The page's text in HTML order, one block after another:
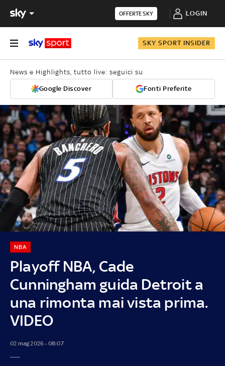
OFFERTE SKY LOGIN
SKY SPORT INSIDER
News e Highlights, tutto live: seguici su
Google Discover Fonti Preferite
Playoff NBA, Cade
Cunningham guida Detroit a
una rimonta mai vista prima.
VIDEO
NBA
02 mag 2026 - 08:07